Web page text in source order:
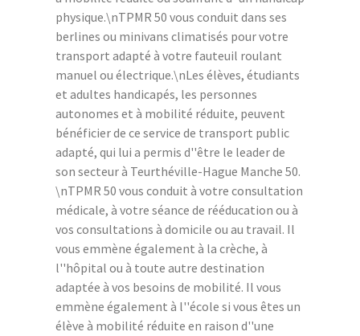
physique.\nTPMR 50 vous conduit dans ses
berlines ou minivans climatisés pour votre
transport adapté à votre fauteuil roulant
manuel ou électrique.\nLes élèves, étudiants
et adultes handicapés, les personnes
autonomes et à mobilité réduite, peuvent
bénéficier de ce service de transport public
adapté, qui lui a permis d''être le leader de
son secteur à Teurthéville-Hague Manche 50.
\nTPMR 50 vous conduit à votre consultation
médicale, à votre séance de rééducation ou à
vos consultations à domicile ou au travail. Il
vous emmène également à la crèche, à
l''hôpital ou à toute autre destination
adaptée à vos besoins de mobilité. Il vous
emmène également à l''école si vous êtes un
élève à mobilité réduite en raison d''une